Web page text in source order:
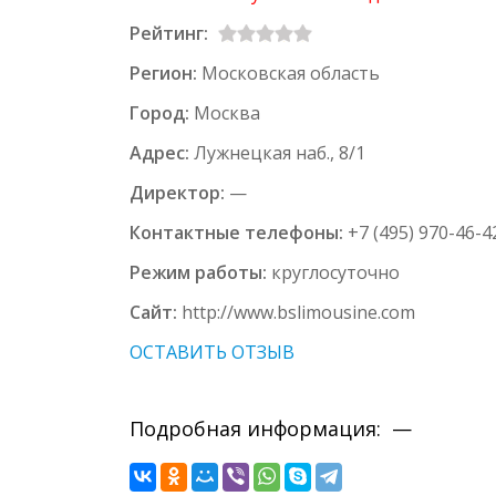
Рейтинг:
Регион: Московская область
Город: Москва
Адрес: Лужнецкая наб., 8/1
Директор: —
Контактные телефоны: +7 (495) 970-46-
Режим работы: круглосуточно
Сайт: http://www.bslimousine.com
ОСТАВИТЬ ОТЗЫВ
Подробная информация: —